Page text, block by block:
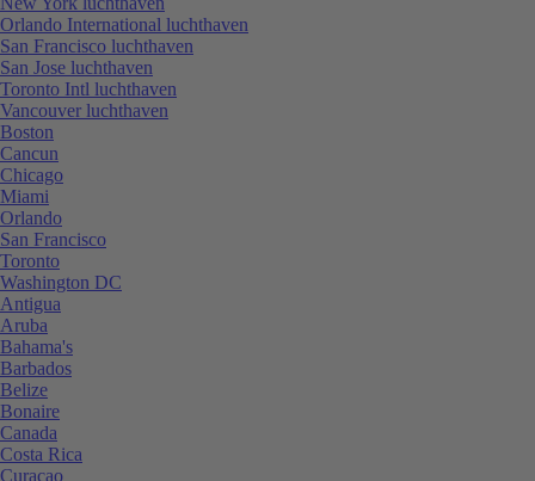
Orlando International luchthaven
San Francisco luchthaven
San Jose luchthaven
Toronto Intl luchthaven
Vancouver luchthaven
Boston
Cancun
Chicago
Miami
Orlando
San Francisco
Toronto
Washington DC
Antigua
Aruba
Bahama's
Barbados
Belize
Bonaire
Canada
Costa Rica
Curaçao